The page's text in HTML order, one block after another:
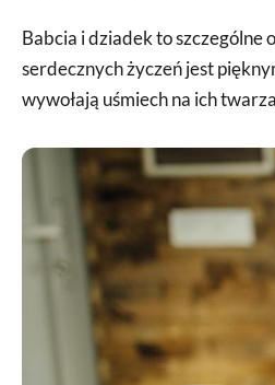
Babcia i dziadek to szczególne
serdecznych życzeń jest
wywołają uśmiech na ich